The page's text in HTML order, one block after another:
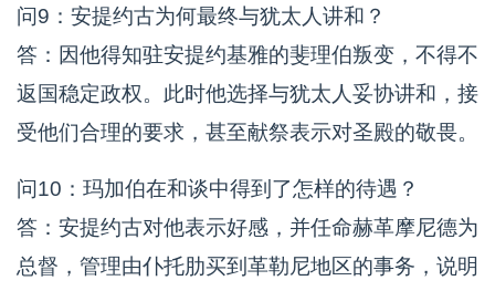
问9：安提约古为何最终与犹太人讲和？
答：因他得知驻安提约基雅的斐理伯叛变，不得不
返国稳定政权。此时他选择与犹太人妥协讲和，接
受他们合理的要求，甚至献祭表示对圣殿的敬畏。
问10：玛加伯在和谈中得到了怎样的待遇？
答：安提约古对他表示好感，并任命赫革摩尼德为
总督，管理由仆托肋买到革勒尼地区的事务，说明